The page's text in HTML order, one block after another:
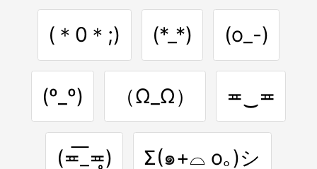
(＊0＊;) (*_*) (o_-)
(º_º) （Ω_Ω） ≖‿≖
(≖͞_≖̥) Σ(๑+⌓ o｡)シ